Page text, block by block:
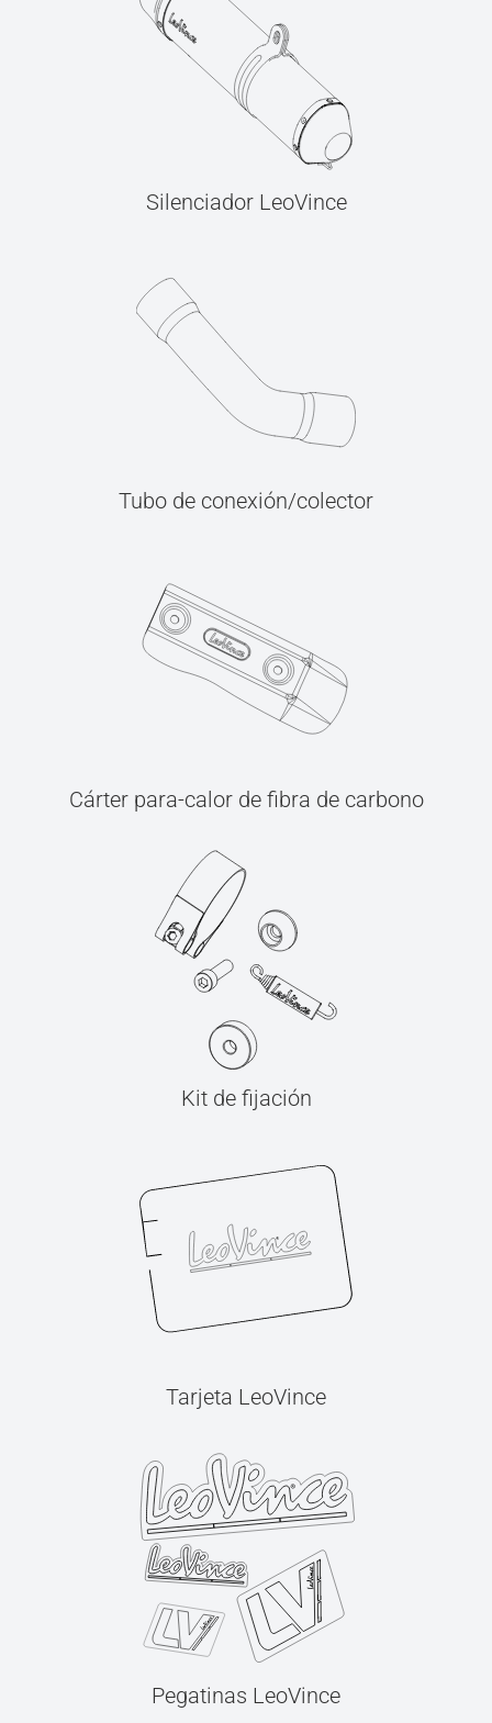
Silenciador LeoVince
Tubo de conexión/colector
Cárter para-calor de fibra de carbono
Kit de fijación
Tarjeta LeoVince
Pegatinas LeoVince